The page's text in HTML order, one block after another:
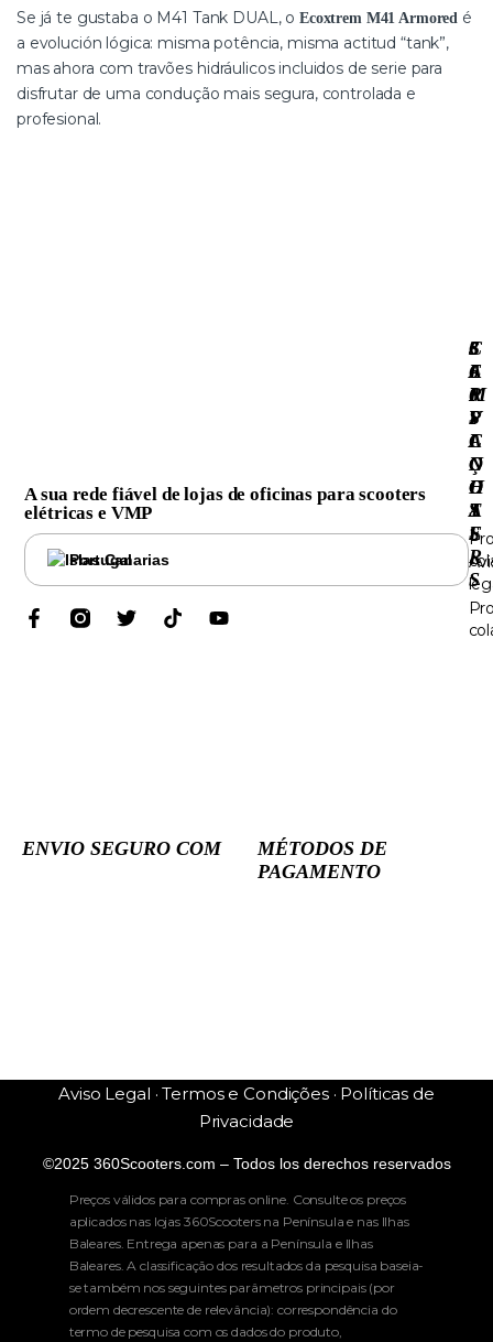
Se já te gustaba o M41 Tank DUAL, o Ecoxtrem M41 Armored é
a evolución lógica: misma potência, misma actitud “tank”,
mas ahora com travões hidráulicos incluidos de serie para
disfrutar de uma condução mais segura, controlada e
profesional.
A sua rede fiável de lojas de oficinas para scooters
elétricas e VMP
Portugal
3
6
0
S
C
O
O
T
E
R
S
S
E
R
V
I
Ç
O
S
C
A
M
P
A
N
H
A
S
·
ENVIO SEGURO COM
MÉTODOS DE
PAGAMENTO
Aviso Legal · Termos e Condições · Políticas de
Privacidade
©2025 360Scooters.com – Todos los derechos reservados
Preços válidos para compras online. Consulte os preços
aplicados nas lojas 360Scooters na Península e nas Ilhas
Baleares. Entrega apenas para a Península e Ilhas
Baleares. A classificação dos resultados da pesquisa baseia-
se também nos seguintes parâmetros principais (por
ordem decrescente de relevância): correspondência do
termo de pesquisa com os dados do produto,